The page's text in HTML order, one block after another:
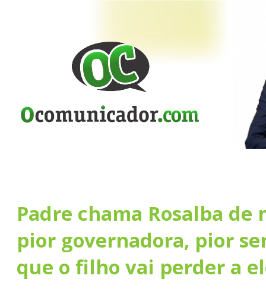
Padre chama Rosalba de
pior governadora, pior
que o filho vai perder a